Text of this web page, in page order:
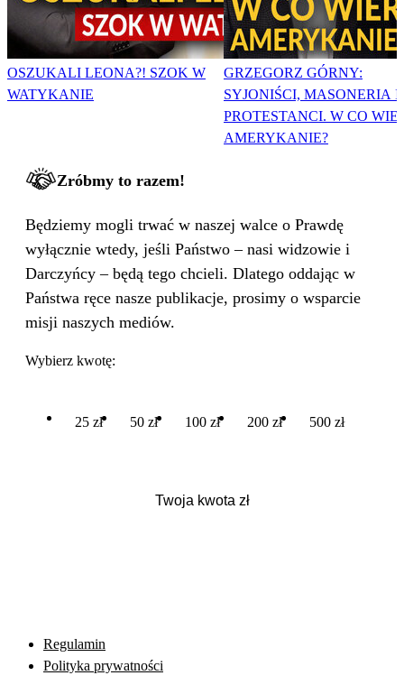
OSZUKALI LEONA?! SZOK W
WATYKANIE
GRZEGORZ GÓRNY:
SYJONIŚCI, MASONERIA I
PROTESTANCI. W CO
AMERYKANIE?
Zróbmy to razem!
Będziemy mogli trwać w naszej walce o Prawdę
wyłącznie wtedy, jeśli Państwo – nasi widzowie i
Darczyńcy – będą tego chcieli. Dlatego oddając w
Państwa ręce nasze publikacje, prosimy o wsparcie
misji naszych mediów.
Wybierz kwotę:
25 zł 50 zł 100 zł 200 zł 500 zł
Regulamin
Polityka prywatności